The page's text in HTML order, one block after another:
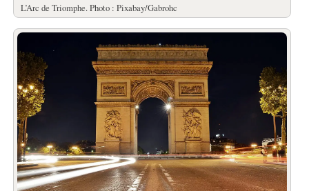
L’Arc de Triomphe. Photo : Pixabay/Gabrohc